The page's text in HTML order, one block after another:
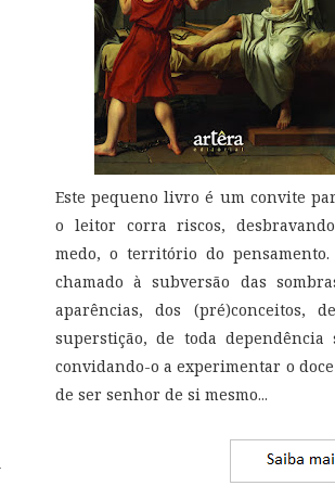
Este pequeno livro é um convite
o leitor corra riscos,
medo, o território do
chamado à subversão das
aparências, dos (pré)conceitos,
superstição, de toda dependência
convidando-o a experimentar o
de ser senhor de si mesmo...